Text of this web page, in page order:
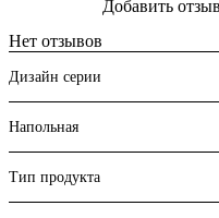
Нет отзывов
Добавить отзыв
Дизайн серии
Напольная
Тип продукта